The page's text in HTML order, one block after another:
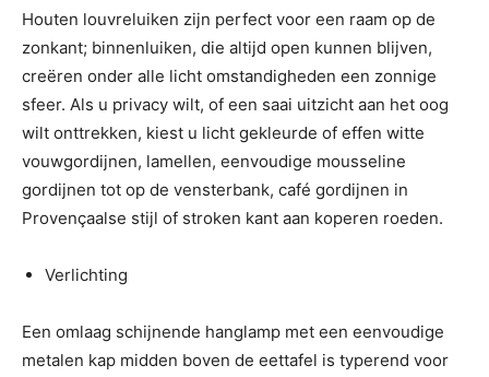
Houten louvreluiken zijn perfect voor een raam op de
zonkant; binnenluiken, die altijd open kunnen blijven,
creëren onder alle licht omstandigheden een zonnige
sfeer. Als u privacy wilt, of een saai uitzicht aan het oog
wilt onttrekken, kiest u licht gekleurde of effen witte
vouwgordijnen, lamellen, eenvoudige mousseline
gordijnen tot op de vensterbank, café gordijnen in
Provençaalse stijl of stroken kant aan koperen roeden.
Verlichting
Een omlaag schijnende hanglamp met een eenvoudige
metalen kap midden boven de eettafel is typerend voor